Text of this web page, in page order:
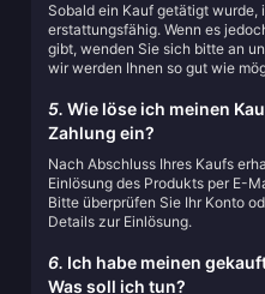
Sobald ein Kauf getätigt wurde,
erstattungsfähig. Wenn es
gibt, wenden Sie sich bitte an
wir werden Ihnen so gut wie
5. Wie löse ich meinen
Zahlung ein?
Nach Abschluss Ihres Kaufs
Einlösung des Produkts per E-
Bitte überprüfen Sie Ihr Konto
Details zur Einlösung.
6. Ich habe meinen
Was soll ich tun?